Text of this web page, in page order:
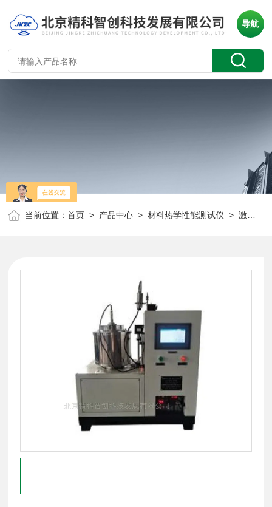
导航
当前位置：首页 > 产品中心 >材料热学性能测试仪 >激光导热测试仪